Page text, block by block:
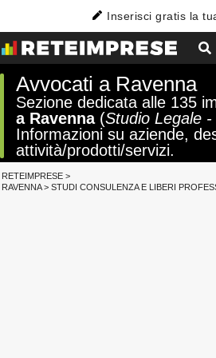
Inserisci gratis la
Avvocati a Ravenna
Sezione dedicata alle 135
a Ravenna(Studio Legale
Informazioni su aziende,
attività/prodotti/servizi.
RETEIMPRESE >
RAVENNA> STUDI CONSULENZA E LIBERI